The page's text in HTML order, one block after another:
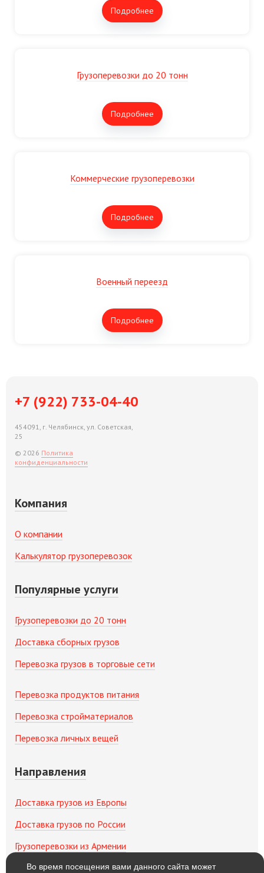
Подробнее
Грузоперевозки до 20 тонн
Подробнее
Коммерческие грузоперевозки
Подробнее
Военный переезд
Подробнее
Компания
О компании
Калькулятор грузоперевозок
Популярные услуги
Грузоперевозки до 20 тонн
Доставка сборных грузов
Перевозка грузов в торговые сети
Перевозка продуктов питания
Перевозка стройматериалов
Перевозка личных вещей
Направления
Доставка грузов из Европы
Доставка грузов по России
Грузоперевозки из Армении
+7 (922) 733-04-40
454091, г. Челябинск, ул. Советская,
25
© 2026 Политика
конфиденциальности
Во время посещения вами данного сайта может